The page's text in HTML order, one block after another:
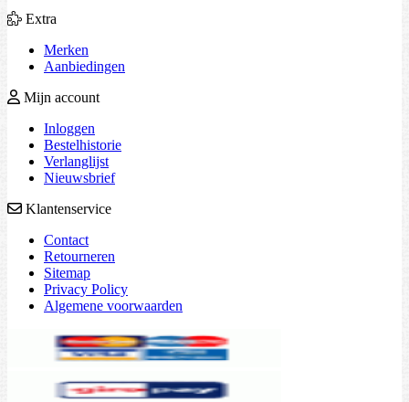
Extra
Merken
Aanbiedingen
Mijn account
Inloggen
Bestelhistorie
Verlanglijst
Nieuwsbrief
Klantenservice
Contact
Retourneren
Sitemap
Privacy Policy
Algemene voorwaarden